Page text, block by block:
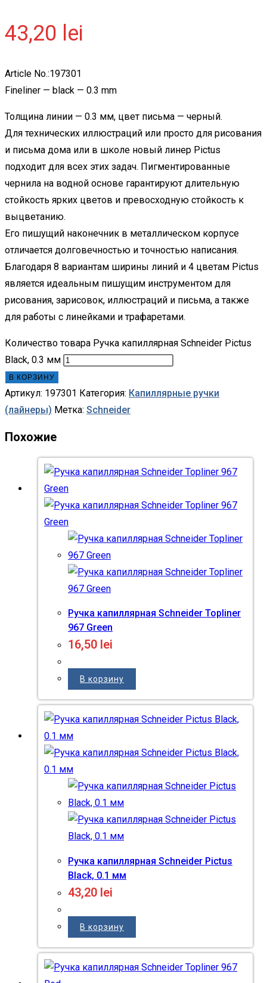
43,20 lei
Article No.:197301
Fineliner — black — 0.3 mm
Толщина линии — 0.3 мм, цвет письма — черный.
Для технических иллюстраций или просто для рисования
и письма дома или в школе новый линер Pictus
подходит для всех этих задач. Пигментированные
чернила на водной основе гарантируют длительную
стойкость ярких цветов и превосходную стойкость к
выцветанию.
Его пишущий наконечник в металлическом корпусе
отличается долговечностью и точностью написания.
Благодаря 8 вариантам ширины линий и 4 цветам Pictus
является идеальным пишущим инструментом для
рисования, зарисовок, иллюстраций и письма, а также
для работы с линейками и трафаретами.
Количество товара Ручка капиллярная Schneider Pictus
Black, 0.3 мм
В КОРЗИНУ
Артикул: 197301 Категория: Капиллярные ручки
(лайнеры) Метка: Schneider
Похожие
Ручка капиллярная Schneider Topliner
967 Green
16,50 lei
В корзину
Ручка капиллярная Schneider Pictus
Black, 0.1 мм
43,20 lei
В корзину